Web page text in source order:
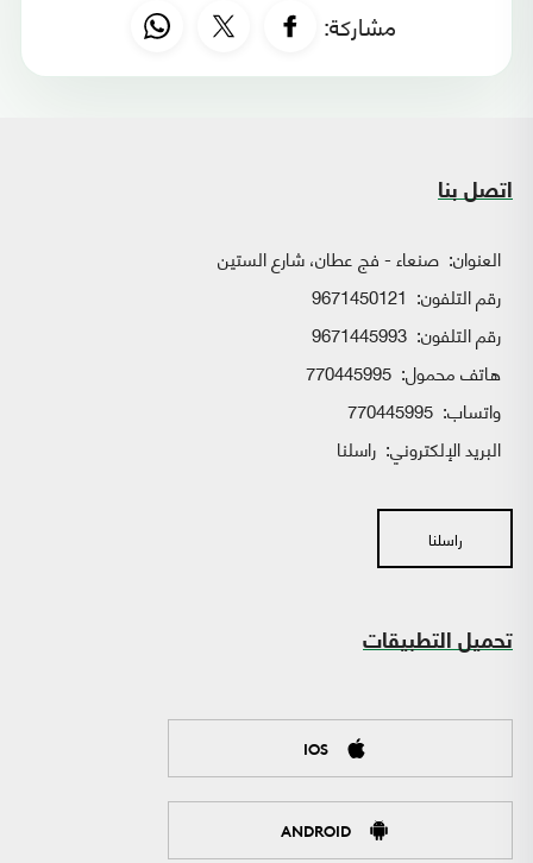
مشاركة:
اتصل بنا
العنوان: صنعاء - فج عطان، شارع الستين
رقم التلفون: 9671450121
رقم التلفون: 9671445993
هاتف محمول: 770445995
واتساب:
البريد الإلكتروني: راسلنا
راسلنا
تحميل التطبيقات
IOS
ANDROID